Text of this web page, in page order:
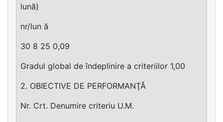
lună)
nr/lun ă
30 8 25 0,09
Gradul global de îndeplinire a criteriilor 1,00
2. OBIECTIVE DE PERFORMANŢĂ
Nr. Crt. Denumire criteriu U.M.